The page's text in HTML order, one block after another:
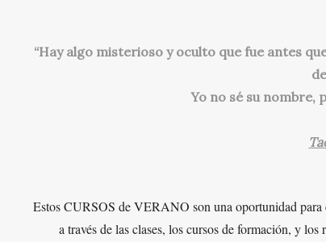
“Hay algo misterioso y oculto que fue antes
Yo no sé su nombre,
Estos CURSOS de VERANO son una oportunidad
a través de las clases, los cursos de formación, y